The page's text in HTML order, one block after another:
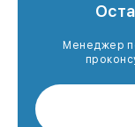
Менеджер